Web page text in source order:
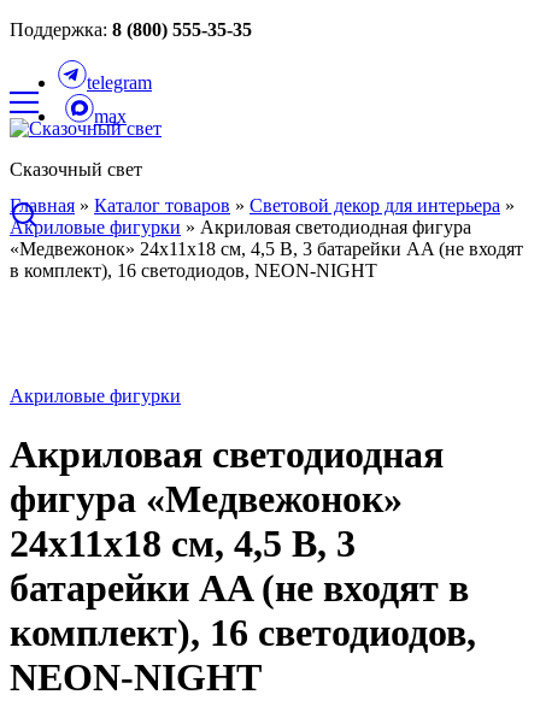
Поддержка: 8 (800) 555-35-35
telegram
max
Сказочный свет
Главная » Каталог товаров » Световой декор для интерьера »
Акриловые фигурки » Акриловая светодиодная фигура
«Медвежонок» 24х11х18 см, 4,5 В, 3 батарейки AA (не входят
в комплект), 16 светодиодов, NEON-NIGHT
Акриловые фигурки
Акриловая светодиодная
фигура «Медвежонок»
24х11х18 см, 4,5 В, 3
батарейки AA (не входят в
комплект), 16 светодиодов,
NEON-NIGHT